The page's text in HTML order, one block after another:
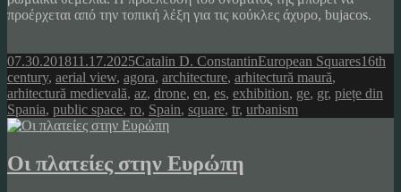
προέρχεται από την τοπική λέξη για τις κούκλες άχυρο, bujacos.
Posted
on
07.30.201811.17.2025Author
Catalin D. ConstantinCategories
European SquaresTags
16th
century, aerial view, agora, architecture, arhitectură maură,
arhitectură medievală, az, drone, en, es, exhibition, ge, gr, piețe din
Spania, public space, ro, Spain, square, tr, urbanism
Οι πλατείες στην Ευρώπη